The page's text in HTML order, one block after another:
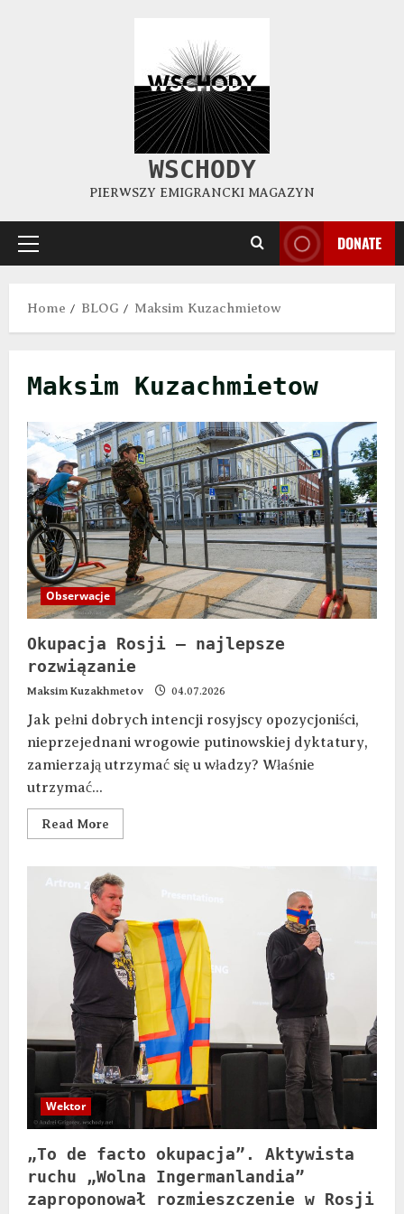
WSCHODY
PIERWSZY EMIGRANCKI MAGAZYN
DONATE
Home BLOG Maksim Kuzachmietow
Maksim Kuzachmietow
Obserwacje
Okupacja Rosji — najlepsze
rozwiązanie
Maksim Kuzakhmetov 04.07.2026
Jak pełni dobrych intencji rosyjscy opozycjoniści,
nieprzejednani wrogowie putinowskiej dyktatury,
zamierzają utrzymać się u władzy? Właśnie
utrzymać...
Read More
Wektor
„To de facto okupacja”. Aktywista
ruchu „Wolna Ingermanlandia”
zaproponował rozmieszczenie w Rosji